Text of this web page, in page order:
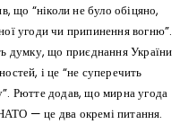
що “ніколи не було обіцяно,
угоди чи припинення вогню”.
думку, що приєднання України
і це “не суперечить
Рютте додав, що мирна угода
— це два окремі питання.